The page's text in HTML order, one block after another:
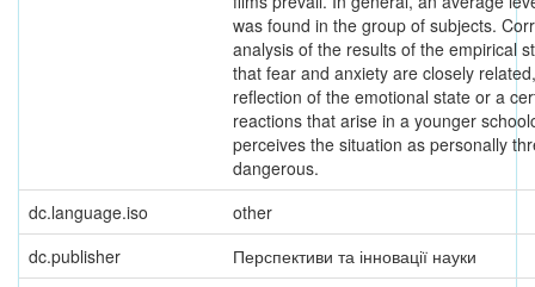
was found in the group of subjects.
analysis of the results of the empirical
that fear and anxiety are closely
reflection of the emotional state or a
reactions that arise in a younger
perceives the situation as personally
dangerous.
dc.language.iso
other
dc.publisher
Перспективи та інновації науки